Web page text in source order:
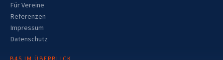
Für Vereine
Referenzen
Impressum
Datenschutz
B4S IM ÜBERBLICK